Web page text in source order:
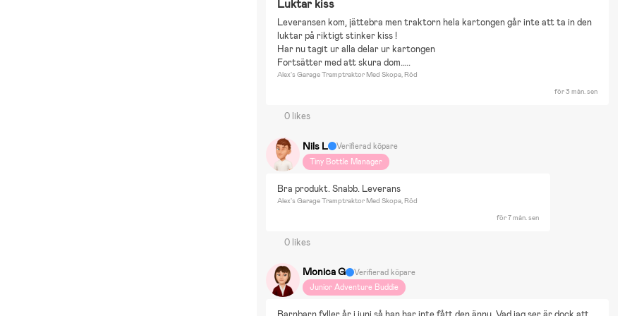
Luktar kiss
Leveransen kom, jättebra men traktorn hela kartongen går inte att ta in den
luktar på riktigt stinker kiss !
Har nu tagit ur alla delar ur kartongen
Fortsätter med att skura dom…..
Alex's Garage Tramptraktor Med Skopa, Röd
för 3 mån. sen
0 likes
Nils L
Verifierad köpare
Tiny Bottle Manager
Bra produkt. Snabb. Leverans
Alex's Garage Tramptraktor Med Skopa, Röd
för 7 mån. sen
0 likes
Monica G
Verifierad köpare
Junior Adventure Buddie